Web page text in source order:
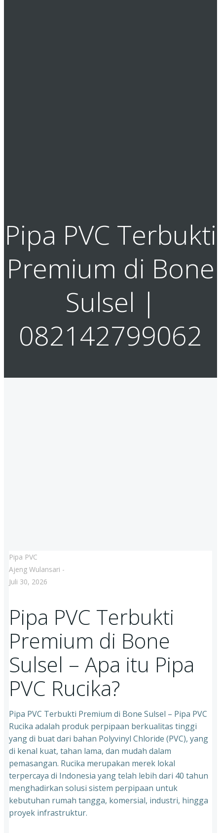
Pipa PVC Terbukti
Premium di Bone
Sulsel |
082142799062
Pipa PVC
Ajeng Wulansari -
Juli 30, 2026
Pipa PVC Terbukti
Premium di Bone
Sulsel – Apa itu Pipa
PVC Rucika?
Pipa PVC Terbukti Premium di Bone Sulsel – Pipa PVC
Rucika adalah produk perpipaan berkualitas tinggi
yang di buat dari bahan Polyvinyl Chloride (PVC), yang
di kenal kuat, tahan lama, dan mudah dalam
pemasangan. Rucika merupakan merek lokal
terpercaya di Indonesia yang telah lebih dari 40 tahun
menghadirkan solusi sistem perpipaan untuk
kebutuhan rumah tangga, komersial, industri, hingga
proyek infrastruktur.